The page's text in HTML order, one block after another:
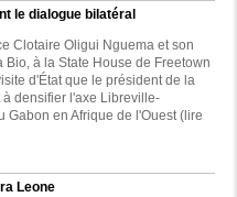
le dialogue bilatéral
Clotaire Oligui Nguema et son
à la State House de Freetown
d'État que le président de la
densifier l'axe Libreville-
Gabon en Afrique de l'Ouest (lire
Leone